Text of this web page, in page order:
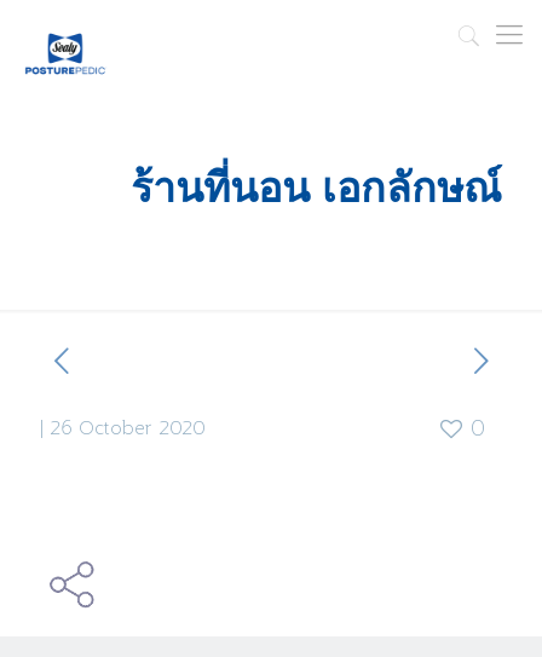
ร้านที่นอน เอกลักษณ์
26 October 2020 0